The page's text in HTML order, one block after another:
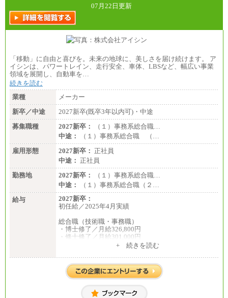
07月22日更新
「移動」に自由と喜びを。未来の地球に、美しさを届け続けます。 ア
イシンは、パワートレイン、走行安全、車体、LBSなど、幅広い事業
領域を展開し、自動車を…
続きを読む
業種
メーカー
新卒／中途
2027新卒(既卒3年以内可)・中途
募集職種
2027新卒：
（１）事務系総合職…
中途：
（１）事務系総合職 （…
雇用形態
2027新卒： 正社員
中途： 正社員
勤務地
2027新卒：
（１）事務系総合職…
中途：
（１）事務系総合職（２…
給与
2027新卒：
初任給／2025年4月実績
総合職（技術職・事務職）
・博士修了／月給326,800円
・修士修了／月給301,000円
・大学卒／月給282,000円
・高専卒（本科）／月給256,000円
一般事務職
・高専卒（専攻科）／月給206,400円
+ 続きを読む